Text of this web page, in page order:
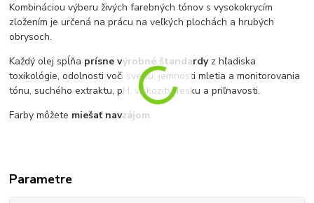
Kombináciou výberu živých farebných tónov s vysokokrycím
zložením je určená na prácu na veľkých plochách a hrubých
obrysoch.
Každý olej spĺňa prísne výrobné štandardyz hľadiska
toxikológie, odolnosti voči svetlu, jemnosti mletia a monitorovania
tónu, suchého extraktu, pH, viskozity, lesku a priľnavosti.
Farby môžete miešať navzájom.
Parametre